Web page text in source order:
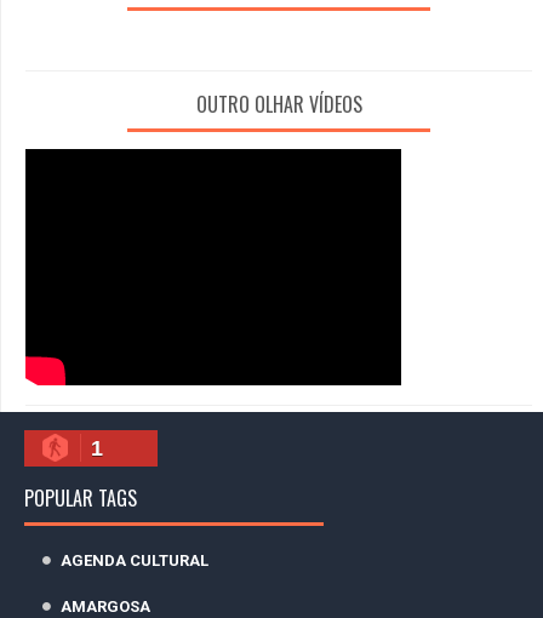
OUTRO OLHAR VÍDEOS
1
POPULAR TAGS
AGENDA CULTURAL
AMARGOSA